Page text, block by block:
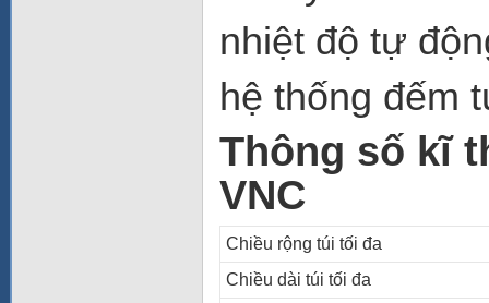
nhiệt độ tự
hệ thống đếm
Thông số kĩ
VNC
Chiều rộng túi tối đa
Chiều dài túi tối đa